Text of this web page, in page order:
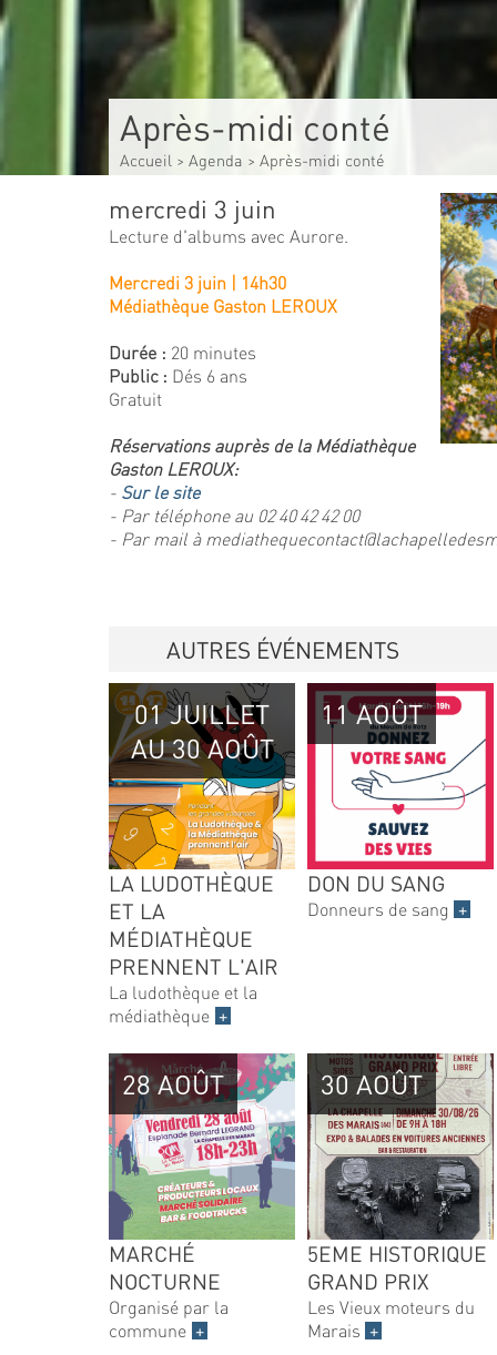
Après-midi conté
Accueil > Agenda > Après-midi conté
mercredi 3 juin
Lecture d'albums avec Aurore.
Mercredi 3 juin | 14h30
Médiathèque Gaston LEROUX
Durée : 20 minutes
Public : Dés 6 ans
Gratuit
Réservations auprès de la Médiathèque
Gaston LEROUX:
- Sur le site
- Par téléphone au 02 40 42 42 00
- Par mail à
AUTRES ÉVÉNEMENTS
01 JUILLET
AU 30 AOÛT
LA LUDOTHÈQUE
ET LA
MÉDIATHÈQUE
PRENNENT L'AIR
La ludothèque et la
médiathèque +
11 AOÛT
DON DU SANG
Donneurs de sang +
28 AOÛT
MARCHÉ
NOCTURNE
Organisé par la
commune +
30 AOÛT
5EME HISTORIQUE
GRAND PRIX
Les Vieux moteurs du
Marais +